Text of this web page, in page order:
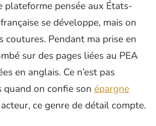
plateforme pensée aux États-
se développe, mais on
coutures. Pendant ma prise en
sur des pages liées au PEA
en anglais. Ce n’est pas
quand on confie son épargne
ce genre de détail compte.